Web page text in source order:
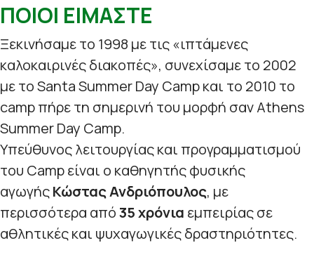
ΠΟΙΟΙ ΕΙΜΑΣΤΕ
Ξεκινήσαμε το 1998 με τις «ιπτάμενες
καλοκαιρινές διακοπές», συνεχίσαμε το 2002
με το Santa Summer Day Camp και το 2010 το
camp πήρε τη σημερινή του μορφή σαν Athens
Summer Day Camp.
Υπεύθυνος λειτουργίας και προγραμματισμού
του Camp είναι ο καθηγητής φυσικής
αγωγήςΚώστας Ανδριόπουλος, με
περισσότερα από35 χρόνια εμπειρίας σε
αθλητικές και ψυχαγωγικές δραστηριότητες.